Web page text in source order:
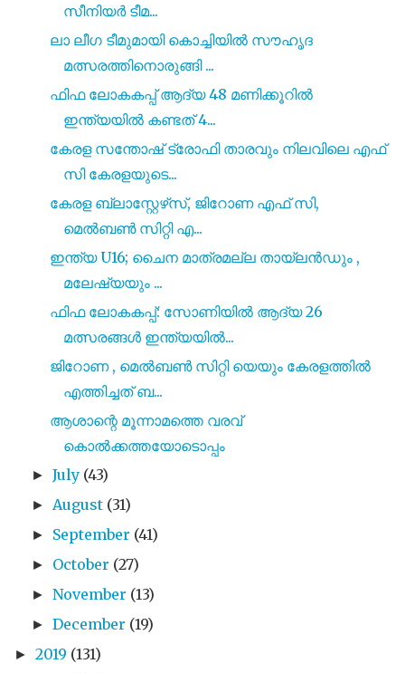
സീനിയർ ടീമ...
ലാ ലീഗ ടീമുമായി കൊച്ചിയിൽ സൗഹൃദ
മത്സരത്തിനൊരുങ്ങി ...
ഫിഫ ലോകകപ്പ് ആദ്യ 48 മണിക്കൂറിൽ
ഇന്ത്യയിൽ കണ്ടത് 4...
കേരള സന്തോഷ് ട്രോഫി താരവും നിലവിലെ എഫ്
സി കേരളയുടെ...
കേരള ബ്ലാസ്റ്റേഴ്‌സ്, ജിറോണ എഫ് സി,
മെൽബൺ സിറ്റി എ...
ഇന്ത്യ U16; ചൈന മാത്രമല്ല തായ്‌ലൻഡും ,
മലേഷ്യയും ...
ഫിഫ ലോകകപ്പ്: സോണിയിൽ ആദ്യ 26
മത്സരങ്ങൾ ഇന്ത്യയിൽ...
ജിറോണ , മെൽബൺ സിറ്റി യെയും കേരളത്തിൽ
എത്തിച്ചത് ബ...
ആശാന്റെ മൂന്നാമത്തെ വരവ്
കൊൽക്കത്തയോടൊപ്പം
►July (43)
► August (31)
► September (41)
► October (27)
►November (13)
►December (19)
► 2019 (131)